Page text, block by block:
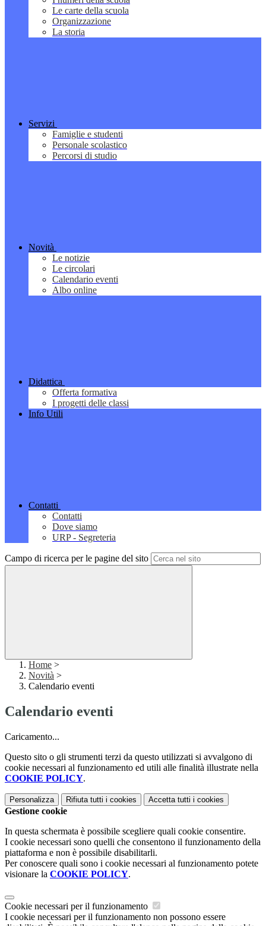
Le carte della scuola
Organizzazione
La storia
Servizi
Famiglie e studenti
Personale scolastico
Percorsi di studio
Novità
Le notizie
Le circolari
Calendario eventi
Albo online
Didattica
Offerta formativa
I progetti delle classi
Info Utili
Contatti
Contatti
Dove siamo
URP - Segreteria
Campo di ricerca per le pagine del sito
Home >
Novità >
Calendario eventi
Calendario eventi
Caricamento...
Questo sito o gli strumenti terzi da questo utilizzati si avvalgono di
cookie necessari al funzionamento ed utili alle finalità illustrate nella
COOKIE POLICY.
Personalizza Rifiuta tutti i cookies Accetta tutti i cookies
Gestione cookie
In questa schermata è possibile scegliere quali cookie consentire.
I cookie necessari sono quelli che consentono il funzionamento della
piattaforma e non è possibile disabilitarli.
Per conoscere quali sono i cookie necessari al funzionamento potete
visionare la COOKIE POLICY.
Cookie necessari per il funzionamento
I cookie necessari per il funzionamento non possono essere